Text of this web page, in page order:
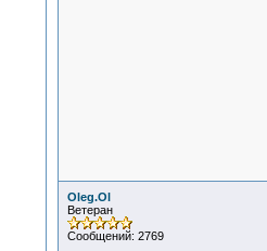
Oleg.Ol
Ветеран
Сообщений: 2769